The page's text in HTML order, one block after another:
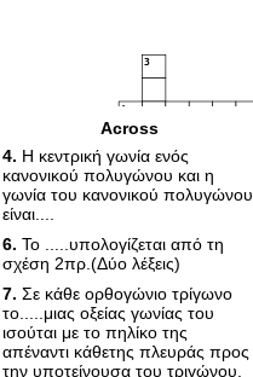
3
4
5
7 8
9
Across
4. Η κεντρική γωνία ενός
κανονικού πολυγώνου και η
γωνία του κανονικού πολυγώνου
είναι....
6. Το .....υπολογίζεται από τη
σχέση 2πρ.(Δύο λέξεις)
7. Σε κάθε ορθογώνιο τρίγωνο
το.....μιας οξείας γωνίας του
ισούται με το πηλίκο της
απέναντι κάθετης πλευράς προς
την υποτείνουσα του τριγώνου.